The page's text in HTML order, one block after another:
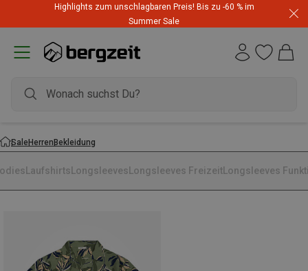
Highlights zum unschlagbaren Preis! Bis zu -60 % im
Summer Sale
SaleHerrenBekleidung
Laufshirts Longsleeves Longsleeves Freizeit Longsleeves